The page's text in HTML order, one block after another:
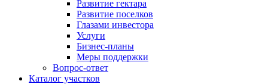
Развитие гектара
Развитие поселков
Глазами инвестора
Услуги
Бизнес-планы
Меры поддержки
Вопрос-ответ
Каталог участков